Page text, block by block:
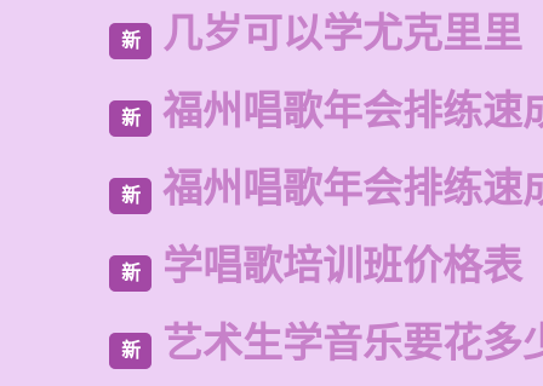
新 几岁可以学尤克里里
新 福州唱歌年会排练速
新 福州唱歌年会排练速
新 学唱歌培训班价格表
新 艺术生学音乐要花多